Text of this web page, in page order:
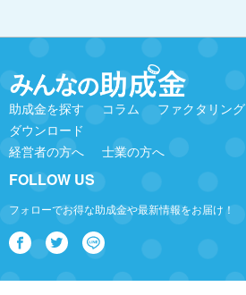
助成金を探す コラム ファクタリング
ダウンロード
経営者の方へ
士業の方へ
FOLLOW US
フォローでお得な助成金や最新情報をお届け！